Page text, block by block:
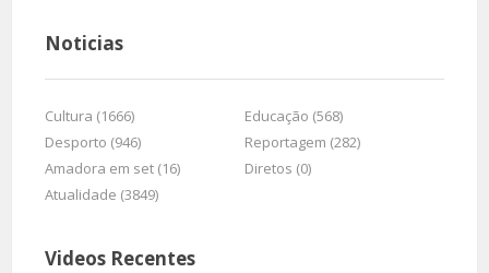
Noticias
Cultura (1666)
Educação (568)
Desporto (946)
Reportagem (282)
Amadora em set (16)
Diretos (0)
Atualidade (3849)
Videos Recentes